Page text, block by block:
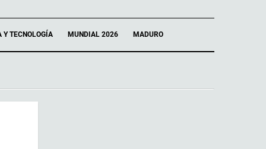
Y TECNOLOGÍA MUNDIAL 2026 MADURO